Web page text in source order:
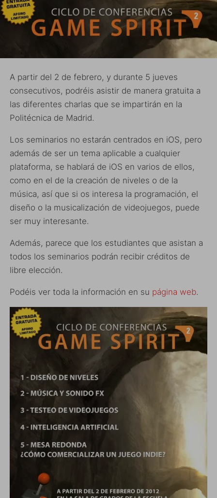
A partir del 2 de febrero, y durante 5 jueves
consecutivos, podréis asistir de manera gratuita a
las diferentes charlas que se impartirán en la
Politécnica de Madrid.
Los seminarios no estarán centrados en iOS, pero
además de ser un tema aplicable a cualquier
plataforma, se hablará de iOS en varios de ellos,
como en el de la creación de niveles o de la
música, así que si os interesa la programación, el
diseño o la musicalización de videojuegos, puede
ser muy interesante.
Además, parece que los estudiantes que asistan a
todos los seminarios podrán recibir créditos de
libre elección.
Podéis ver toda la información en su página web.